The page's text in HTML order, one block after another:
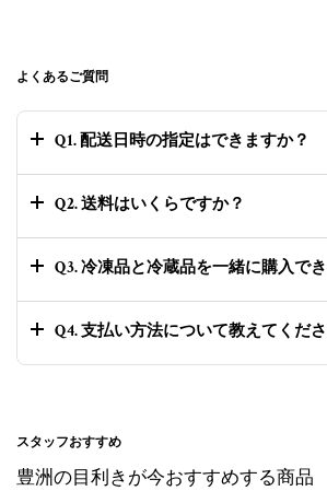
よくあるご質問
Q1. 配送日時の指定はできますか？
Q2. 送料はいくらですか？
Q3. 冷凍品と冷蔵品を一緒に購入で
Q4. 支払い方法について教えてくださ
スタッフおすすめ
豊洲の目利きが今おすすめする商品